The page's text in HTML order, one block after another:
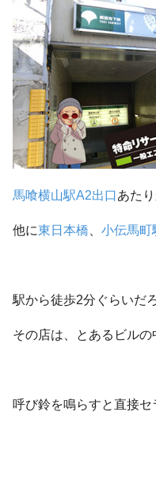
馬喰横山駅A2出口あた
他に東日本橋 小伝馬町
駅から徒歩2分ぐらいだ
その店は、とあるビルの
呼び鈴を鳴らすと直接セ